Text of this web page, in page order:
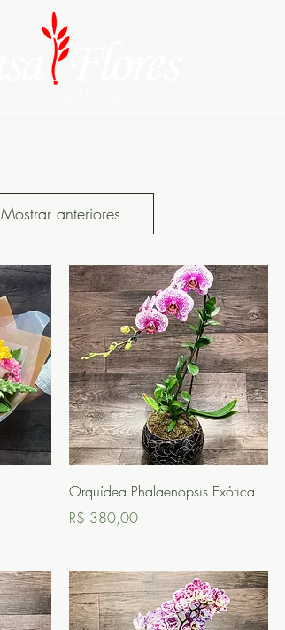
Mostrar anteriores
Visualização rápida
Orquídea Phalaenopsis Exótica
Preço
R$ 380,00